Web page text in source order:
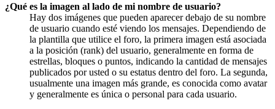
¿Qué es la imagen al lado de mi nombre de usuario?
Hay dos imágenes que pueden aparecer debajo de su nombre
de usuario cuando esté viendo los mensajes. Dependiendo de
la plantilla que utilice el foro, la primera imagen está asociada
a la posición (rank) del usuario, generalmente en forma de
estrellas, bloques o puntos, indicando la cantidad de mensajes
publicados por usted o su estatus dentro del foro. La segunda,
usualmente una imagen más grande, es conocida como avatar
y generalmente es única o personal para cada usuario.